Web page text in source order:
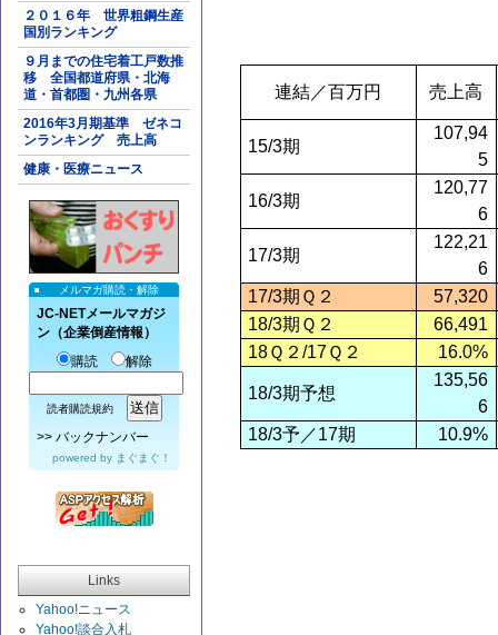
２０１６年 世界粗鋼生産
国別ランキング
９月までの住宅着工戸数推
移 全国都道府県・北海
道・首都圏・九州各県
2016年3月期基準 ゼネコ
ンランキング 売上高
健康・医療ニュース
メルマガ購読・解除
JC-NETメールマガジ
ン（企業倒産情報）
購読
解除
読者購読規約
>> バックナンバー
powered by まぐまぐ！
Links
Yahoo!ニュース
Yahoo!談合入札
連結／百万円 売上高
15/3期
107,94
5
16/3期
120,77
6
17/3期
122,21
6
17/3期Ｑ２
57,320
18/3期Ｑ２
66,491
18Ｑ２/17Ｑ２ 16.0%
18/3期予想
135,56
6
18/3予／17期 10.9%